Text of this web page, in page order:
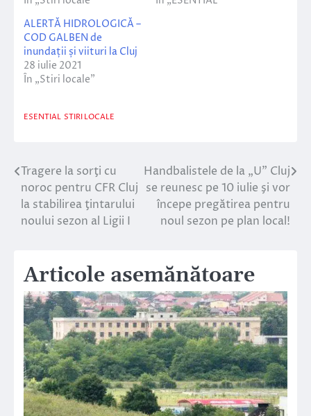
ALERTĂ HIDROLOGICĂ –
COD GALBEN de
inundații și viituri la Cluj
28 iulie 2021
În „Stiri locale”
ESENTIAL STIRI LOCALE
Navigare
în
articole
Tragere la sorţi cu
noroc pentru CFR Cluj
la stabilirea ţintarului
noului sezon al Ligii I
Handbalistele de la „U” Cluj
se reunesc pe 10 iulie şi vor
începe pregătirea pentru
noul sezon pe plan local!
Articole asemănătoare